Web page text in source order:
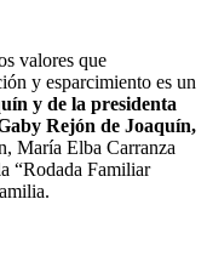
valores que
y esparcimiento es un
y de la presidenta
Rejón de Joaquín,
María Elba Carranza
“Rodada Familiar